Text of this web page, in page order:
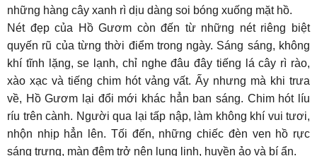
những hàng cây xanh rì dịu dàng soi bóng xuống mặt hồ.
Nét đẹp của Hồ Gươm còn đến từ những nét riêng biệt
quyến rũ của từng thời điểm trong ngày. Sáng sáng, không
khí tĩnh lặng, se lạnh, chỉ nghe đâu đây tiếng lá cây rì rào,
xào xạc và tiếng chim hót vảng vất. Ấy nhưng mà khi trưa
về, Hồ Gươm lại đổi mới khác hẳn ban sáng. Chim hót líu
ríu trên cành. Người qua lại tấp nập, làm không khí vui tươi,
nhộn nhịp hẳn lên. Tối đến, những chiếc đèn ven hồ rực
sáng trưng, màn đêm trở nên lung linh, huyền ảo và bí ẩn.